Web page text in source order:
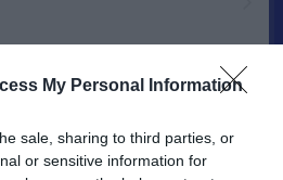
My Personal Information
sale, sharing to third parties, or
or sensitive information for